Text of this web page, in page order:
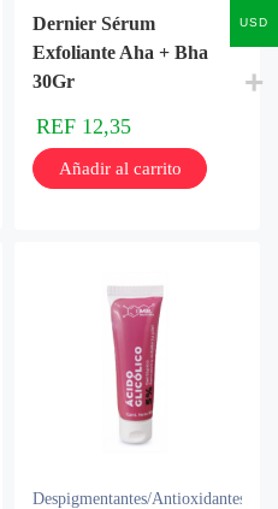
Dernier Sérum
Exfoliante Aha + Bha
30Gr
REF 12,35
Añadir al carrito
Despigmentantes/Antioxidantes
USD